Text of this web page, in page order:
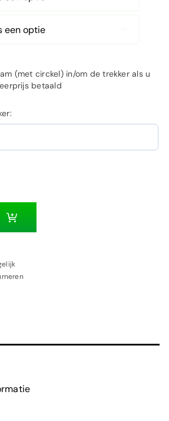
(met circkel) in/om de trekker als u
betaald